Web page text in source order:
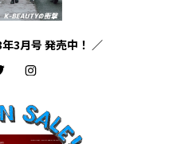
3月号 発売中！ ／